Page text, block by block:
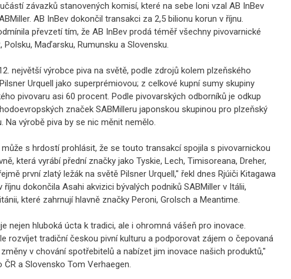
závazků stanovených komisí, které na sebe loni vzal AB InBev
AB InBev dokončil transakci za 2,5 bilionu korun v říjnu.
převzetí tím, že AB InBev prodá téměř všechny pivovarnické
Polsku, Maďarsku, Rumunsku a Slovensku.
největší výrobce piva na světě, podle zdrojů kolem plzeňského
Urquell jako superprémiovou; z celkové kupní sumy skupiny
pivovaru asi 60 procent. Podle pivovarských odborníků je odkup
značek SABMilleru japonskou skupinou pro plzeňský
Na výrobě piva by se nic měnit nemělo.
s hrdostí prohlásit, že se touto transakcí spojila s pivovarnickou
která vyrábí přední značky jako Tyskie, Lech, Timisoreana, Dreher,
první zlatý ležák na světě Pilsner Urquell," řekl dnes Rjúiči Kitagawa
říjnu dokončila Asahi akvizici bývalých podniků SABMiller v Itálii,
které zahrnují hlavně značky Peroni, Grolsch a Meantime.
nejen hluboká úcta k tradici, ale i ohromná vášeň pro inovace.
rozvíjet tradiční českou pivní kulturu a podporovat zájem o čepovaná
v chování spotřebitelů a nabízet jim inovace našich produktů,"
ČR a Slovensko Tom Verhaegen.